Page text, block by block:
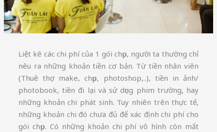
Liệt kê các chi phí của 1 gói chụp, người ta thường chỉ
nêu ra những khoản tiền cơ bản. Từ tiền nhân viên
(Thuê thợ make, chụp, photoshop,..), tiền in ảnh/
photobook, tiền đi lại và sử dụng phim trường, hay
những khoản chi phát sinh. Tuy nhiên trên thực tế,
những khoản chi đó chưa đủ để xác định chi phí cho
gói chụp. Có những khoản chi phí vô hình còn mất